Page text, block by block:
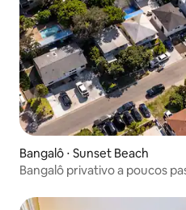
Bangalô ⋅ Sunset Beach
Bangalô privativo a poucos